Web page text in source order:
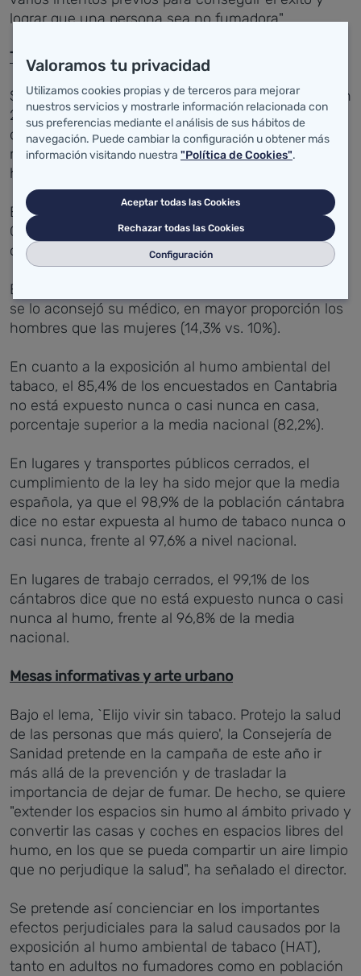
lograr que una persona sea no fumadora".
Tabaquismo en Cantabria
Según la Encuesta Nacional de Salud 2011-2012, un
24,7% de la población cántabra consume tabaco a
diario u ocasionalmente, inferior a la prevalencia a
nivel nacional (27%), con un consumo superior en
hombres (27,9%) que en mujeres (21,6%).
El porcentaje de exfumadores es superior en
Cantabria que la media española, 22,3%, siendo
casi el doble hombres (29,5%) que mujeres (15,6%).
El 12,7% de los exfumadores dejó de fumar porque
se lo aconsejó su médico, en mayor proporción los
hombres que las mujeres (14,3% vs. 10%).
En cuanto a la exposición al humo ambiental del
tabaco, el 85,4% de los encuestados en Cantabria
no está expuesto nunca o casi nunca en casa,
porcentaje superior a la media nacional (82,2%).
En lugares y transportes públicos cerrados, el
cumplimiento de la ley ha sido mejor que la media
española, ya que el 98,9% de la población cántabra
dice no estar expuesta al humo de tabaco nunca o
casi nunca, frente al 97,6% a nivel nacional.
En lugares de trabajo cerrados, el 99,1% de los
cántabros dice que no está expuesto nunca o casi
nunca al humo, frente al 96,8% de la media
nacional.
Mesas informativas y arte urbano
Bajo el lema, `Elijo vivir sin tabaco. Protejo la salud
de las personas que más quiero', la Consejería de
Sanidad pretende en la campaña de este año ir
más allá de la prevención y de trasladar la
importancia de dejar de fumar. De hecho, se quiere
"extender los espacios sin humo al ámbito privado y
convertir las casas y coches en espacios libres del
humo, en los que se pueda compartir un aire limpio
que no perjudique la salud", ha señalado el director.
Se pretende así concienciar en los importantes
efectos perjudiciales para la salud causados por la
exposición al humo ambiental de tabaco (HAT),
tanto en adultos no fumadores como en población
Valoramos tu privacidad
Utilizamos cookies propias y de terceros para mejorar
nuestros servicios y mostrarle información relacionada con
sus preferencias mediante el análisis de sus hábitos de
navegación. Puede cambiar la configuración u obtener más
información visitando nuestra "Política de Cookies".
Aceptar todas las Cookies
Rechazar todas las Cookies
Configuración